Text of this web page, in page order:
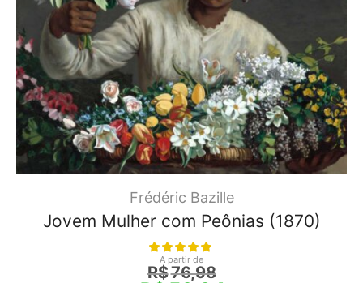
Frédéric Bazille
Jovem Mulher com Peônias (1870)
A partir de
R$76,98